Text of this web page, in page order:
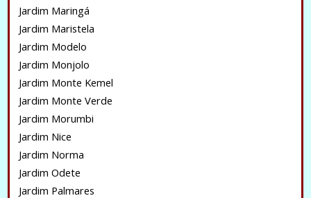
Jardim Maringá
Jardim Maristela
Jardim Modelo
Jardim Monjolo
Jardim Monte Kemel
Jardim Monte Verde
Jardim Morumbi
Jardim Nice
Jardim Norma
Jardim Odete
Jardim Palmares